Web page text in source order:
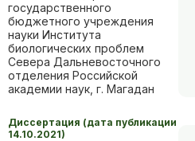
государственного
бюджетного учреждения
науки Института
биологических проблем
Севера Дальневосточного
отделения Российской
академии наук, г. Магадан
Диссертация (дата публикации
14.10.2021)